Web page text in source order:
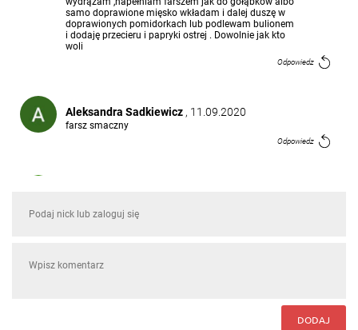
samo doprawione mięsko wkładam i dalej duszę w
doprawionych pomidorkach lub podlewam bulionem
i dodaję przecieru i papryki ostrej . Dowolnie jak kto
woli
Odpowiedz
Aleksandra Sadkiewicz , 11.09.2020
farsz smaczny
Odpowiedz
Irena Goławska-Żuk
DODAJ